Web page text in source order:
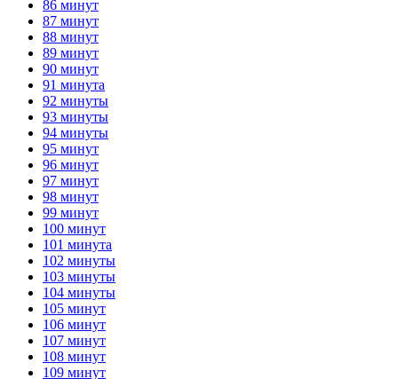
86 минут
87 минут
88 минут
89 минут
90 минут
91 минута
92 минуты
93 минуты
94 минуты
95 минут
96 минут
97 минут
98 минут
99 минут
100 минут
101 минута
102 минуты
103 минуты
104 минуты
105 минут
106 минут
107 минут
108 минут
109 минут